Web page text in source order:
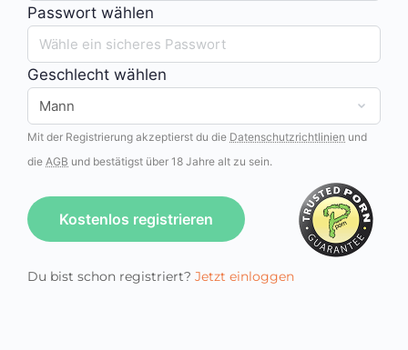
Passwort wählen
Geschlecht wählen
Mit der Registrierung akzeptierst du die Datenschutzrichtlinien und
die AGB und bestätigst über 18 Jahre alt zu sein.
Kostenlos registrieren
Du bist schon registriert? Jetzt einloggen